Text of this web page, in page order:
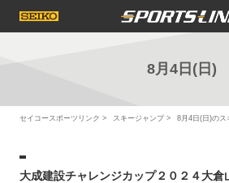
8月4日(日)
セイコースポーツリンク スキージャンプ 8月4日(日)のス
大成建設チャレンジカップ２０２４大倉